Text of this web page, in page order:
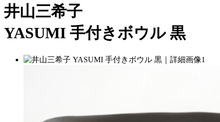
井山三希子
YASUMI 手付きボウル 黒